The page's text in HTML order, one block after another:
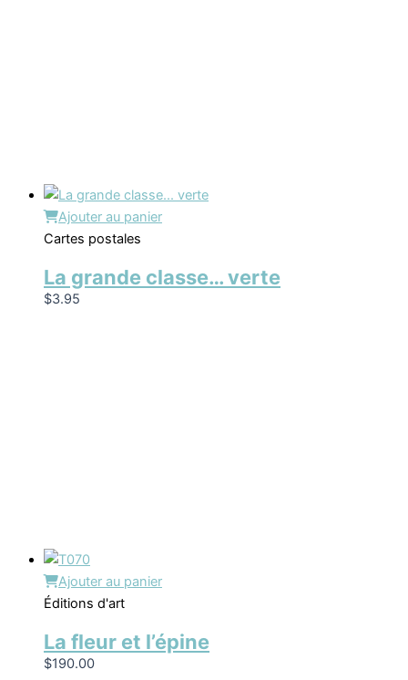
Ajouter au panier
Cartes postales
La grande classe… verte
$3.95
Ajouter au panier
Éditions d'art
La fleur et l’épine
$190.00